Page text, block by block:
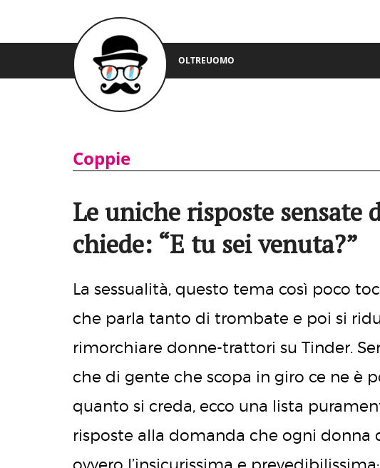
OLTREUOMO
Coppie
Le uniche risposte sensate
chiede: “E tu sei venuta?”
La sessualità, questo tema così poco
che parla tanto di trombate e poi si
rimorchiare donne-trattori su Tinder.
che di gente che scopa in giro ce ne è
quanto si creda, ecco una lista
risposte alla domanda che ogni donna